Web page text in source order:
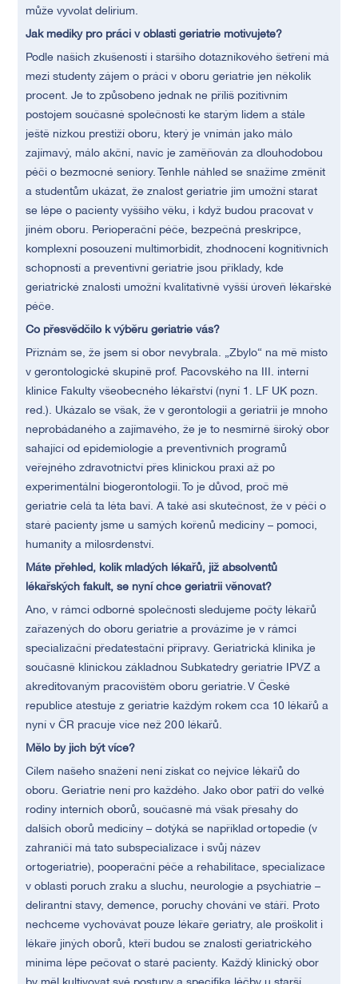
může vyvolat delirium.
Jak mediky pro práci v oblasti geriatrie motivujete?
Podle našich zkušeností i staršího dotazníkového šetření má
mezi studenty zájem o práci v oboru geriatrie jen několik
procent. Je to způsobeno jednak ne příliš pozitivním
postojem současné společnosti ke starým lidem a stále
ještě nízkou prestiží oboru, který je vnímán jako málo
zajímavý, málo akční, navíc je zaměňován za dlouhodobou
péči o bezmocné seniory. Tenhle náhled se snažíme změnit
a studentům ukázat, že znalost geriatrie jim umožní starat
se lépe o pacienty vyššího věku, i když budou pracovat v
jiném oboru. Perioperační péče, bezpečná preskripce,
komplexní posouzení multimorbidit, zhodnocení kognitivních
schopností a preventivní geriatrie jsou příklady, kde
geriatrické znalosti umožní kvalitativně vyšší úroveň lékařské
péče.
Co přesvědčilo k výběru geriatrie vás?
Přiznám se, že jsem si obor nevybrala. „Zbylo“ na mě místo
v gerontologické skupině prof. Pacovského na III. interní
klinice Fakulty všeobecného lékařství (nyní 1. LF UK pozn.
red.). Ukázalo se však, že v gerontologii a geriatrii je mnoho
neprobádaného a zajímavého, že je to nesmírně široký obor
sahající od epidemiologie a preventivních programů
veřejného zdravotnictví přes klinickou praxi až po
experimentální biogerontologii. To je důvod, proč mě
geriatrie celá ta léta baví. A také asi skutečnost, že v péči o
staré pacienty jsme u samých kořenů medicíny – pomoci,
humanity a milosrdenství.
Máte přehled, kolik mladých lékařů, již absolventů
lékařských fakult, se nyní chce geriatrii věnovat?
Ano, v rámci odborné společnosti sledujeme počty lékařů
zařazených do oboru geriatrie a provázíme je v rámci
specializační předatestační přípravy. Geriatrická klinika je
současně klinickou základnou Subkatedry geriatrie IPVZ a
akreditovaným pracovištěm oboru geriatrie. V České
republice atestuje z geriatrie každým rokem cca 10 lékařů a
nyní v ČR pracuje více než 200 lékařů.
Mělo by jich být více?
Cílem našeho snažení není získat co nejvíce lékařů do
oboru. Geriatrie není pro každého. Jako obor patří do velké
rodiny interních oborů, současně má však přesahy do
dalších oborů medicíny – dotýká se například ortopedie (v
zahraničí má tato subspecializace i svůj název
ortogeriatrie), pooperační péče a rehabilitace, specializace
v oblasti poruch zraku a sluchu, neurologie a psychiatrie –
delirantní stavy, demence, poruchy chování ve stáří. Proto
nechceme vychovávat pouze lékaře geriatry, ale proškolit i
lékaře jiných oborů, kteří budou se znalostí geriatrického
minima lépe pečovat o staré pacienty. Každý klinický obor